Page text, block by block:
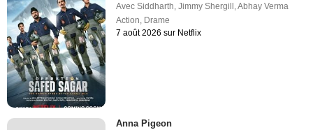
AvecSiddharth,Jimmy Shergill ,Abhay Verma
Action, Drame
7 août 2026 sur Netflix
Anna Pigeon